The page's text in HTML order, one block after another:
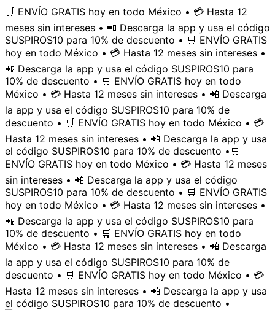
🛒 ENVÍO GRATIS hoy en todo México • 💳 Hasta 12
meses sin intereses • 📲 Descarga la app y usa el código
SUSPIROS10 para 10% de descuento • 🛒 ENVÍO GRATIS
hoy en todo México • 💳 Hasta 12 meses sin intereses •
📲 Descarga la app y usa el código SUSPIROS10 para
10% de descuento • 🛒 ENVÍO GRATIS hoy en todo
México • 💳 Hasta 12 meses sin intereses • 📲 Descarga
la app y usa el código SUSPIROS10 para 10% de
descuento • 🛒 ENVÍO GRATIS hoy en todo México • 💳
Hasta 12 meses sin intereses • 📲 Descarga la app y usa
el código SUSPIROS10 para 10% de descuento • 🛒
ENVÍO GRATIS hoy en todo México • 💳 Hasta 12 meses
sin intereses • 📲 Descarga la app y usa el código
SUSPIROS10 para 10% de descuento • 🛒 ENVÍO GRATIS
hoy en todo México • 💳 Hasta 12 meses sin intereses •
📲 Descarga la app y usa el código SUSPIROS10 para
10% de descuento • 🛒 ENVÍO GRATIS hoy en todo
México • 💳 Hasta 12 meses sin intereses • 📲 Descarga
la app y usa el código SUSPIROS10 para 10% de
descuento • 🛒 ENVÍO GRATIS hoy en todo México • 💳
Hasta 12 meses sin intereses • 📲 Descarga la app y usa
el código SUSPIROS10 para 10% de descuento •